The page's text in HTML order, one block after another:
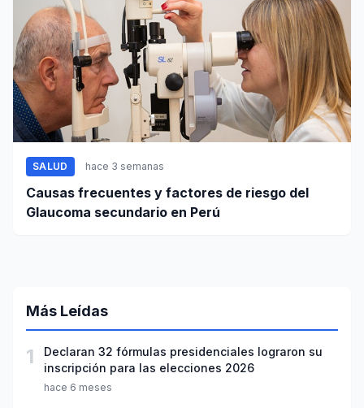
SALUD hace 3 semanas
Causas frecuentes y factores de riesgo del
Glaucoma secundario en Perú
Más Leídas
1
Declaran 32 fórmulas presidenciales lograron su
inscripción para las elecciones 2026
hace 6 meses